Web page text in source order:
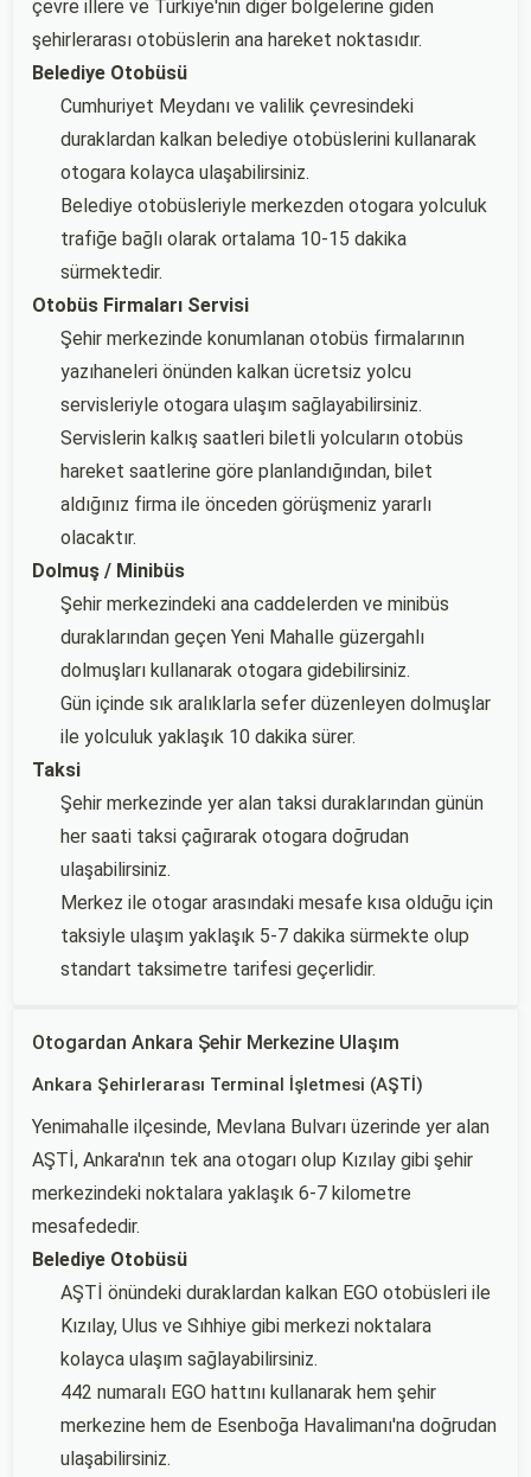
çevre illere ve Türkiye'nin diğer bölgelerine giden
şehirlerarası otobüslerin ana hareket noktasıdır.
Belediye Otobüsü
Cumhuriyet Meydanı ve valilik çevresindeki
duraklardan kalkan belediye otobüslerini kullanarak
otogara kolayca ulaşabilirsiniz.
Belediye otobüsleriyle merkezden otogara yolculuk
trafiğe bağlı olarak ortalama 10-15 dakika
sürmektedir.
Otobüs Firmaları Servisi
Şehir merkezinde konumlanan otobüs firmalarının
yazıhaneleri önünden kalkan ücretsiz yolcu
servisleriyle otogara ulaşım sağlayabilirsiniz.
Servislerin kalkış saatleri biletli yolcuların otobüs
hareket saatlerine göre planlandığından, bilet
aldığınız firma ile önceden görüşmeniz yararlı
olacaktır.
Dolmuş / Minibüs
Şehir merkezindeki ana caddelerden ve minibüs
duraklarından geçen Yeni Mahalle güzergahlı
dolmuşları kullanarak otogara gidebilirsiniz.
Gün içinde sık aralıklarla sefer düzenleyen dolmuşlar
ile yolculuk yaklaşık 10 dakika sürer.
Taksi
Şehir merkezinde yer alan taksi duraklarından günün
her saati taksi çağırarak otogara doğrudan
ulaşabilirsiniz.
Merkez ile otogar arasındaki mesafe kısa olduğu için
taksiyle ulaşım yaklaşık 5-7 dakika sürmekte olup
standart taksimetre tarifesi geçerlidir.
Otogardan Ankara Şehir Merkezine Ulaşım
Ankara Şehirlerarası Terminal İşletmesi (AŞTİ)
Yenimahalle ilçesinde, Mevlana Bulvarı üzerinde yer alan
AŞTİ, Ankara'nın tek ana otogarı olup Kızılay gibi şehir
merkezindeki noktalara yaklaşık 6-7 kilometre
mesafededir.
Belediye Otobüsü
AŞTİ önündeki duraklardan kalkan EGO otobüsleri ile
Kızılay, Ulus ve Sıhhiye gibi merkezi noktalara
kolayca ulaşım sağlayabilirsiniz.
442 numaralı EGO hattını kullanarak hem şehir
merkezine hem de Esenboğa Havalimanı'na doğrudan
ulaşabilirsiniz.